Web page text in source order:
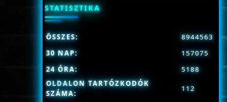
STATISZTIKA
OLDALON TARTÓZKODÓK
SZÁMA:
112
ÖSSZES:
8944563
30 NAP:
157075
24 ÓRA:
5188